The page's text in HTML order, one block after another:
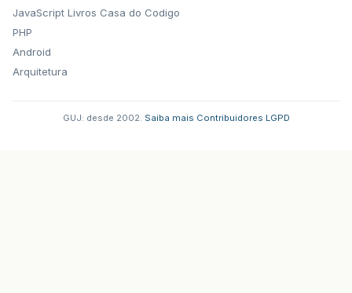
JavaScript
PHP
Android
Arquitetura
Livros Casa do Codigo
GUJ: desde 2002. Saiba mais Contribuidores LGPD